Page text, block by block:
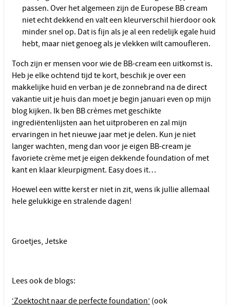
passen. Over het algemeen zijn de Europese BB cream
niet echt dekkend en valt een kleurverschil hierdoor ook
minder snel op. Dat is fijn als je al een redelijk egale huid
hebt, maar niet genoeg als je vlekken wilt camoufleren.
Toch zijn er mensen voor wie de BB-cream een uitkomst is.
Heb je elke ochtend tijd te kort, beschik je over een
makkelijke huid en verban je de zonnebrand na de direct
vakantie uit je huis dan moet je begin januari even op mijn
blog kijken. Ik ben BB crèmes met geschikte
ingrediëntenlijsten aan het uitproberen en zal mijn
ervaringen in het nieuwe jaar met je delen. Kun je niet
langer wachten, meng dan voor je eigen BB-cream je
favoriete crème met je eigen dekkende foundation of met
kant en klaar kleurpigment. Easy does it…
Hoewel een witte kerst er niet in zit, wens ik jullie allemaal
hele gelukkige en stralende dagen!
Groetjes, Jetske
Lees ook de blogs:
‘Zoektocht naar de perfecte foundation’ (ook